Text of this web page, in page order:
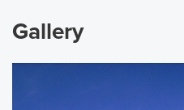
Gallery